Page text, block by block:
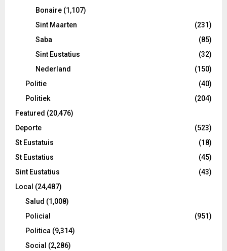
Bonaire (1,107)
Sint Maarten
(231)
Saba
(85)
Sint Eustatius
(32)
Nederland
(150)
Politie
(40)
Politiek
(204)
Featured (20,476)
Deporte
(523)
St Eustatuis
(18)
St Eustatius
(45)
Sint Eustatius
(43)
Local (24,487)
Salud (1,008)
Policial
(951)
Politica (9,314)
Social (2,286)